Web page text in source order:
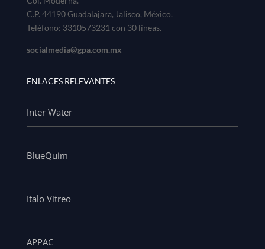
C.P. 44190 Guadalajara, Jalisco, México.
Teléfono: 3310573231 con 30 líneas.
socialmedia@gpa.com.mx
ENLACES RELEVANTES
Inter Water
BlueQuim
Italo Vitreo
APPAC